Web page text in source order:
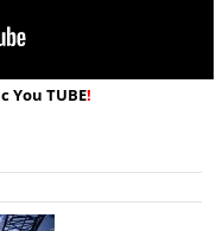
с You TUBE!